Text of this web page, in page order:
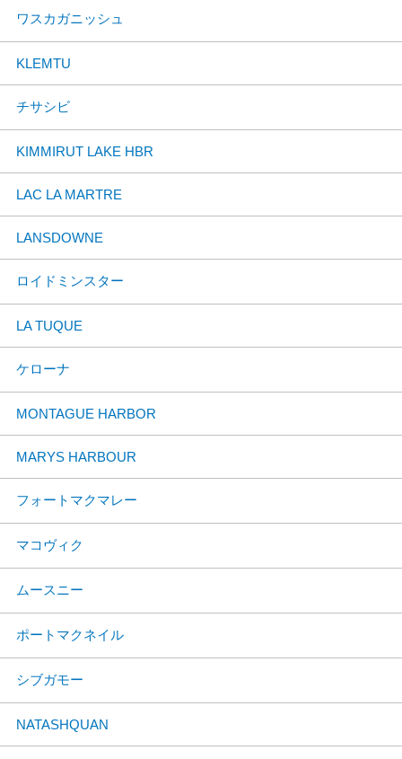
ワスカガニッシュ
KLEMTU
チサシビ
KIMMIRUT LAKE HBR
LAC LA MARTRE
LANSDOWNE
ロイドミンスター
LA TUQUE
ケローナ
MONTAGUE HARBOR
MARYS HARBOUR
フォートマクマレー
マコヴィク
ムースニー
ポートマクネイル
シブガモー
NATASHQUAN